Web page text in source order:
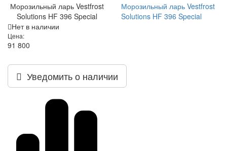
Морозильный ларь Vestfrost
Solutions HF 396 Special
Морозильный ларь Vestfrost
Solutions HF 396 Special
Нет в наличии
Цена:
91 800
Уведомить о наличии